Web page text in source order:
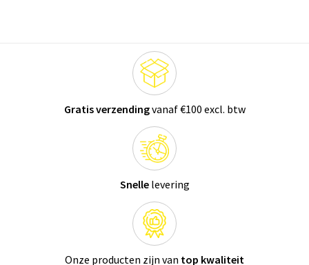
Gratis verzendingvanaf €100 excl. btw
Snellelevering
Onze producten zijn van top kwaliteit